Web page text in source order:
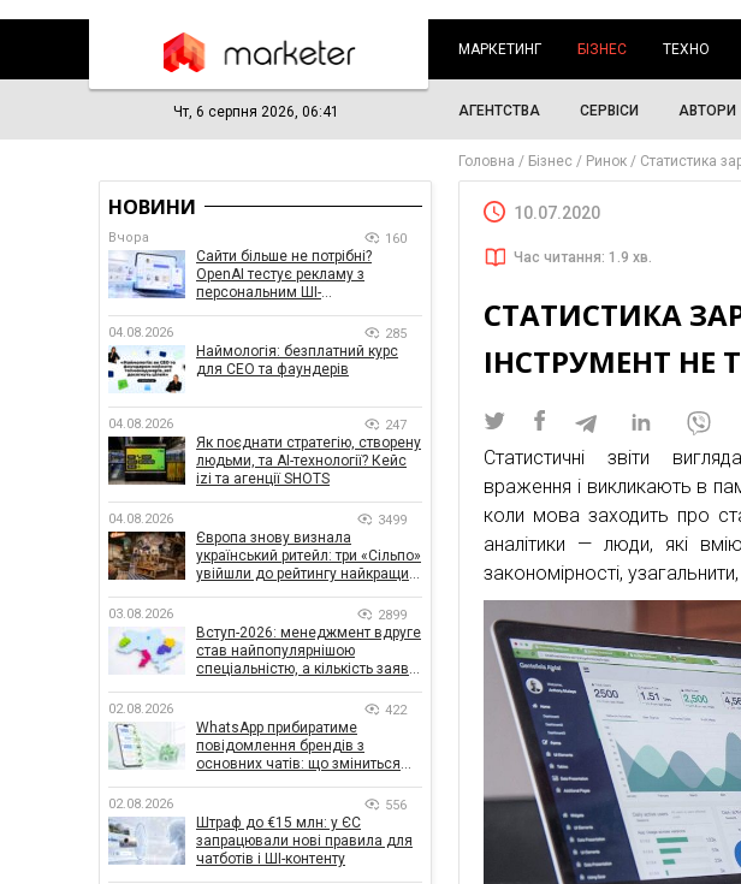
МАРКЕТИНГ БІЗНЕС ТЕХНО
Чт, 6 серпня 2026, 06:41 АГЕНТСТВА СЕРВІСИ АВТОРИ
Головна Бізнес Ринок Статистика
10.07.2020
Час читання: 1.9 хв.
СТАТИСТИКА
ІНСТРУМЕНТ НЕ
Статистичні звіти
враження і викликають в
коли мова заходить про
аналітики — люди, які
закономірності,
НОВИНИ
Вчора 160
Сайти більше не потрібні?
OpenAI тестує рекламу з
персональним ШІ-
04.08.2026 285
Наймологія: безплатний курс
для CEO та фаундерів
04.08.2026 247
Як поєднати стратегію, створену
людьми, та AI-технології? Кейс
izi та агенції SHOTS
04.08.2026 3499
Європа знову визнала
український ритейл: три «Сільпо»
увійшли до рейтингу найкращих
03.08.2026 2899
Вступ-2026: менеджмент вдруге
став найпопулярнішою
спеціальністю, а кількість заяв
02.08.2026 422
WhatsApp прибиратиме
повідомлення брендів з
основних чатів: що зміниться
02.08.2026 556
Штраф до €15 млн: у ЄС
запрацювали нові правила для
чатботів і ШІ-контенту